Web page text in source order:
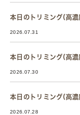
本日のトリミング(高濃
2026.07.31
本日のトリミング(高濃
2026.07.30
本日のトリミング(高濃
2026.07.28